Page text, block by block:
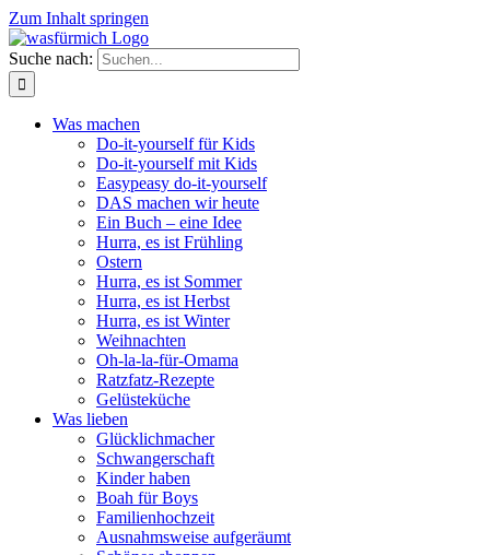
Zum Inhalt springen
Suche nach:
Was machen
Do-it-yourself für Kids
Do-it-yourself mit Kids
Easypeasy do-it-yourself
DAS machen wir heute
Ein Buch – eine Idee
Hurra, es ist Frühling
Ostern
Hurra, es ist Sommer
Hurra, es ist Herbst
Hurra, es ist Winter
Weihnachten
Oh-la-la-für-Omama
Ratzfatz-Rezepte
Gelüsteküche
Was lieben
Glücklichmacher
Schwangerschaft
Kinder haben
Boah für Boys
Familienhochzeit
Ausnahmsweise aufgeräumt